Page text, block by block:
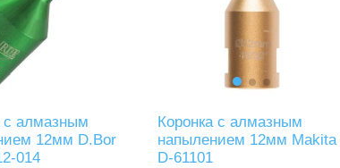
с алмазным
12мм D.Bor
014
Коронка с алмазным
напылением 12мм Makita
D-61101